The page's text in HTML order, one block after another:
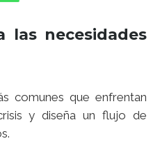
las necesidades
comunes que enfrentan
y diseña un flujo de